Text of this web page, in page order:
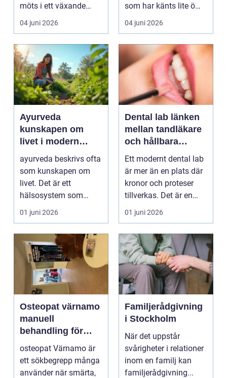
möts i ett växande
intresse för fotot...
04 juni 2026
som har känts lite öm
kan plötsligt göra så
on...
04 juni 2026
Ayurveda
kunskapen om
livet i modern
vardag
ayurveda beskrivs ofta
som kunskapen om
livet. Det är ett
hälsosystem som
betonar balans, helhet
och...
01 juni 2026
Dental lab länken
mellan tandläkare
och hållbara
leenden
Ett modernt dental lab
är mer än en plats där
kronor och proteser
tillverkas. Det är en
teknisk och ...
01 juni 2026
Osteopat värnamo
manuell
behandling för
minskad smärta
och Ökad rörlighet
osteopat Värnamo är
ett sökbegrepp många
använder när smärta,
Familjerådgivning
i Stockholm
När det uppstår
svårigheter i relationer
inom en familj kan
familjerådgivning...